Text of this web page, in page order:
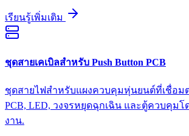
เรียนรู้เพิ่มเติม
ชุดสายเคเบิลสำหรับ Push Button PCB
ชุดสายไฟสำหรับแผงควบคุมหุ่นยนต์ที่เชื่อมต่
PCB, LED, วงจรหยุดฉุกเฉิน และตู้ควบคุม
งาน.